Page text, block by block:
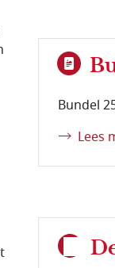
Bundel
Lees